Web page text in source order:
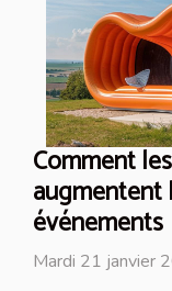
Comment
augmentent
événements
Mardi 21 janvier